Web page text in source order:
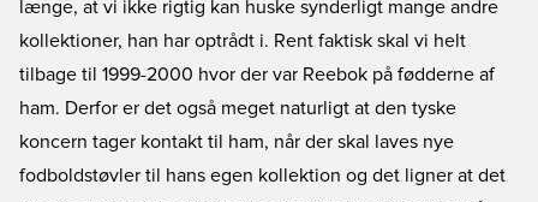
længe, at vi ikke rigtig kan huske synderligt mange andre
kollektioner, han har optrådt i. Rent faktisk skal vi helt
tilbage til 1999-2000 hvor der var Reebok på fødderne af
ham. Derfor er det også meget naturligt at den tyske
koncern tager kontakt til ham, når der skal laves nye
fodboldstøvler til hans egen kollektion og det ligner at det